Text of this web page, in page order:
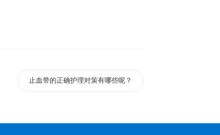
止血带的正确护理对策有哪些呢？